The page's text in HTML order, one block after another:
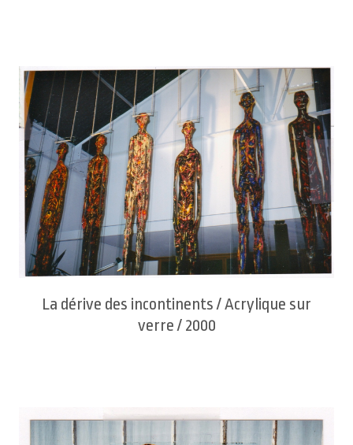
La dérive des incontinents / Acrylique sur
verre / 2000